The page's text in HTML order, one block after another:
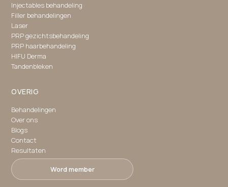
Injectables behandeling
Filler behandelingen
Laser
PRP gezichtsbehandeling
PRP haarbehandeling
HIFU Derma
Tandenbleken
OVERIG
Behandelingen
Over ons
Blogs
Contact
Resultaten
Word member